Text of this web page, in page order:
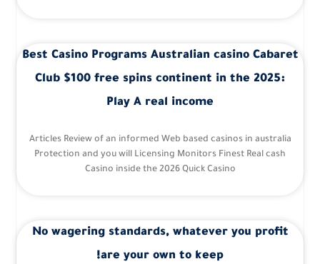
Best Casino Programs Australian casino Cabaret
Club $100 free spins continent in the 2025:
Play A real income
Articles Review of an informed Web based casinos in australia
Protection and you will Licensing Monitors Finest Real cash
Casino inside the 2026 Quick Casino
No wagering standards, whatever you profit
are your own to keep!